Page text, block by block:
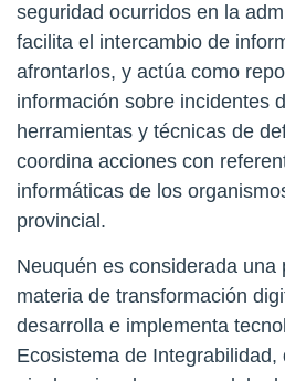
seguridad ocurridos en la
facilita el intercambio de
afrontarlos, y actúa como
información sobre incidentes
herramientas y técnicas de
coordina acciones con
informáticas de los
provincial.
Neuquén es considerada una
materia de transformación
desarrolla e implementa
Ecosistema de